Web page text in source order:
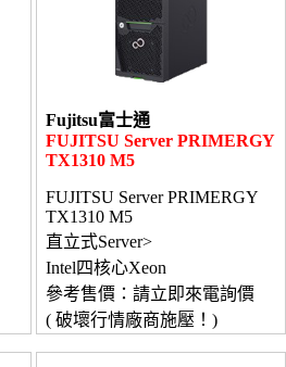
Fujitsu富士通
FUJITSU Server PRIMERGY
TX1310 M5
FUJITSU Server PRIMERGY
TX1310 M5
直立式Server>
Intel四核心Xeon
參考售價：請立即來電詢價
( 破壞行情廠商施壓！)